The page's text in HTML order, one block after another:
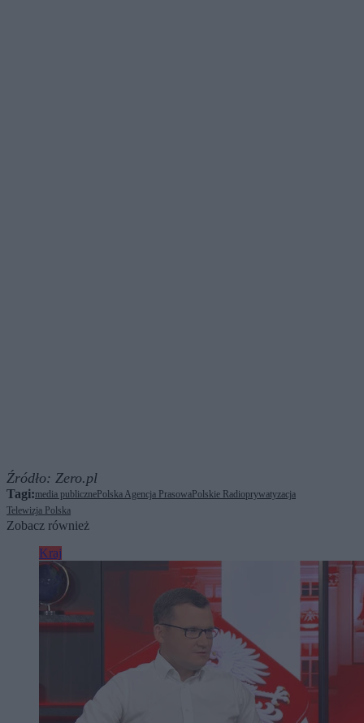
Źródło: Zero.pl
Tagi:media publicznePolska Agencja PrasowaPolskie Radioprywatyzacja
Telewizja Polska
Zobacz również
Kraj